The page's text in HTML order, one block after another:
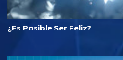
¿Es Posible Ser Feliz?